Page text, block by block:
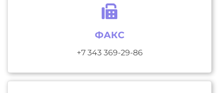
ФАКС
+7 343 369-29-86